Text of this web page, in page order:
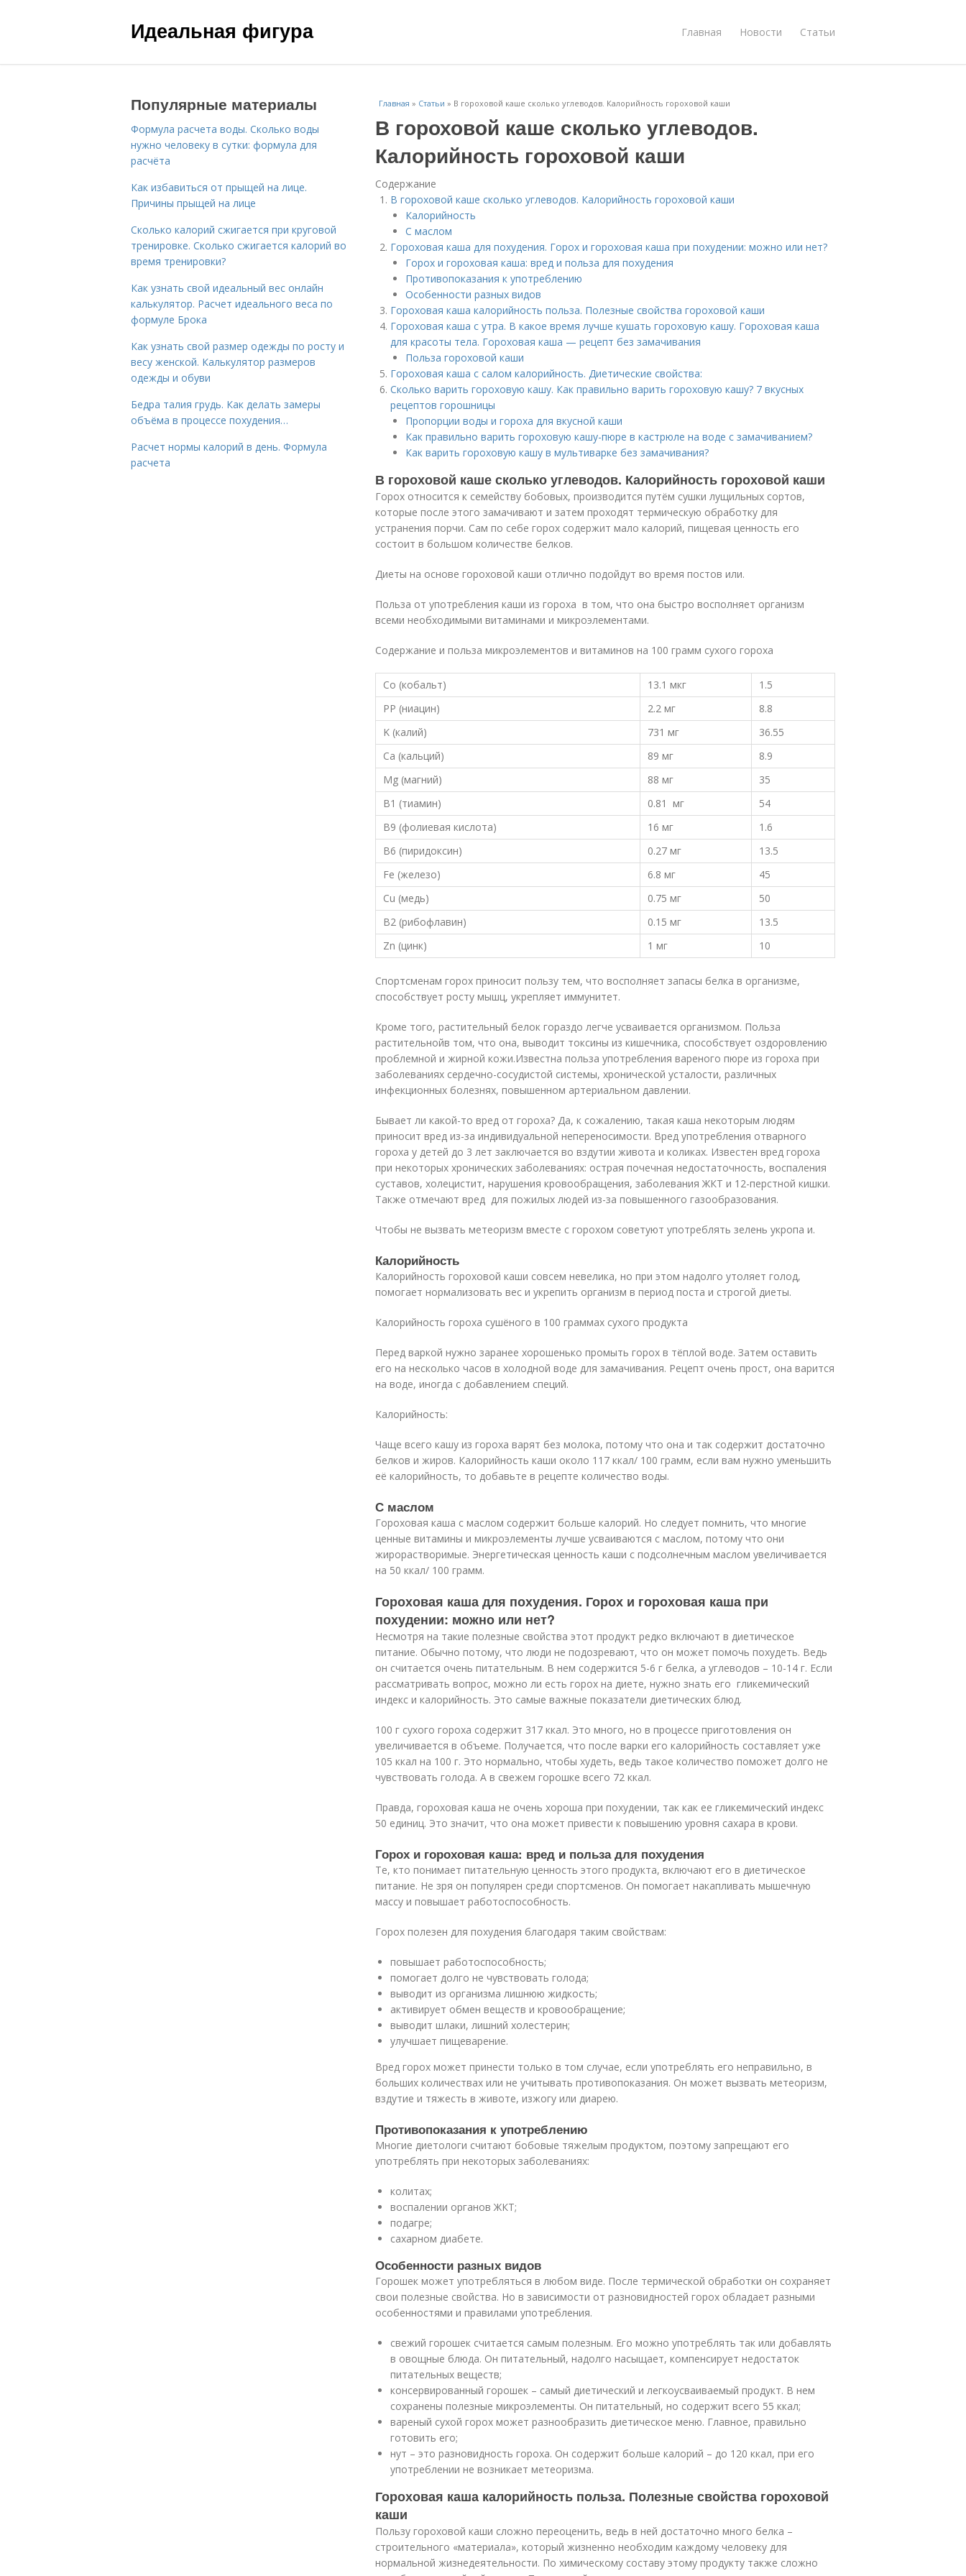
Идеальная фигура Главная Новости Статьи
Главная » Статьи » В гороховой каше сколько углеводов. Калорийность гороховой каши
В гороховой каше сколько углеводов.
Калорийность гороховой каши
Содержание
В гороховой каше сколько углеводов. Калорийность гороховой каши
Калорийность
С маслом
Гороховая каша для похудения. Горох и гороховая каша при похудении: можно или нет?
Горох и гороховая каша: вред и польза для похудения
Противопоказания к употреблению
Особенности разных видов
Гороховая каша калорийность польза. Полезные свойства гороховой каши
Гороховая каша с утра. В какое время лучше кушать гороховую кашу. Гороховая каша
для красоты тела. Гороховая каша — рецепт без замачивания
Польза гороховой каши
Гороховая каша с салом калорийность. Диетические свойства:
Сколько варить гороховую кашу. Как правильно варить гороховую кашу? 7 вкусных
рецептов горошницы
Пропорции воды и гороха для вкусной каши
Как правильно варить гороховую кашу-пюре в кастрюле на воде с замачиванием?
Как варить гороховую кашу в мультиварке без замачивания?
В гороховой каше сколько углеводов. Калорийность гороховой каши
Горох относится к семейству бобовых, производится путём сушки лущильных сортов,
которые после этого замачивают и затем проходят термическую обработку для
устранения порчи. Сам по себе горох содержит мало калорий, пищевая ценность его
состоит в большом количестве белков.
Диеты на основе гороховой каши отлично подойдут во время постов или.
Польза от употребления каши из гороха в том, что она быстро восполняет организм
всеми необходимыми витаминами и микроэлементами.
Содержание и польза микроэлементов и витаминов на 100 грамм сухого гороха
Co (кобальт) 13.1 мкг
1.5
PP (ниацин)
2.2 мг
8.8
K (калий)
731 мг
36.55
Ca (кальций)
89 мг
8.9
Mg (магний)
88 мг
35
B1 (тиамин)
0.81 мг
54
B9 (фолиевая кислота)
16 мг
1.6
B6 (пиридоксин)
0.27 мг
13.5
Fe (железо)
6.8 мг
45
Cu (медь)
0.75 мг
50
B2 (рибофлавин)
0.15 мг
13.5
Zn (цинк)
1 мг 10
Спортсменам горох приносит пользу тем, что восполняет запасы белка в организме,
способствует росту мышц, укрепляет иммунитет.
Кроме того, растительный белок гораздо легче усваивается организмом. Польза
растительнойв том, что она, выводит токсины из кишечника, способствует оздоровлению
проблемной и жирной кожи.Известна польза употребления вареного пюре из гороха при
заболеваниях сердечно-сосудистой системы, хронической усталости, различных
инфекционных болезнях, повышенном артериальном давлении.
Бывает ли какой-то вред от гороха? Да, к сожалению, такая каша некоторым людям
приносит вред из-за индивидуальной непереносимости. Вред употребления отварного
гороха у детей до 3 лет заключается во вздутии живота и коликах. Известен вред гороха
при некоторых хронических заболеваниях: острая почечная недостаточность, воспаления
суставов, холецистит, нарушения кровообращения, заболевания ЖКТ и 12-перстной кишки.
Также отмечают вред для пожилых людей из-за повышенного газообразования.
Чтобы не вызвать метеоризм вместе с горохом советуют употреблять зелень укропа и.
Калорийность
Калорийность гороховой каши совсем невелика, но при этом надолго утоляет голод,
помогает нормализовать вес и укрепить организм в период поста и строгой диеты.
Калорийность гороха сушёного в 100 граммах сухого продукта
Перед варкой нужно заранее хорошенько промыть горох в тёплой воде. Затем оставить
его на несколько часов в холодной воде для замачивания. Рецепт очень прост, она варится
на воде, иногда с добавлением специй.
Калорийность:
Чаще всего кашу из гороха варят без молока, потому что она и так содержит достаточно
белков и жиров. Калорийность каши около 117 ккал/ 100 грамм, если вам нужно уменьшить
её калорийность, то добавьте в рецепте количество воды.
С маслом
Гороховая каша с маслом содержит больше калорий. Но следует помнить, что многие
ценные витамины и микроэлементы лучше усваиваются с маслом, потому что они
жирорастворимые. Энергетическая ценность каши с подсолнечным маслом увеличивается
на 50 ккал/ 100 грамм.
Гороховая каша для похудения. Горох и гороховая каша при
похудении: можно или нет?
Несмотря на такие полезные свойства этот продукт редко включают в диетическое
питание. Обычно потому, что люди не подозревают, что он может помочь похудеть. Ведь
он считается очень питательным. В нем содержится 5-6 г белка, а углеводов – 10-14 г. Если
рассматривать вопрос, можно ли есть горох на диете, нужно знать его гликемический
индекс и калорийность. Это самые важные показатели диетических блюд.
100 г сухого гороха содержит 317 ккал. Это много, но в процессе приготовления он
увеличивается в объеме. Получается, что после варки его калорийность составляет уже
105 ккал на 100 г. Это нормально, чтобы худеть, ведь такое количество поможет долго не
чувствовать голода. А в свежем горошке всего 72 ккал.
Правда, гороховая каша не очень хороша при похудении, так как ее гликемический индекс
50 единиц. Это значит, что она может привести к повышению уровня сахара в крови.
Горох и гороховая каша: вред и польза для похудения
Те, кто понимает питательную ценность этого продукта, включают его в диетическое
питание. Не зря он популярен среди спортсменов. Он помогает накапливать мышечную
массу и повышает работоспособность.
Горох полезен для похудения благодаря таким свойствам:
повышает работоспособность;
помогает долго не чувствовать голода;
выводит из организма лишнюю жидкость;
активирует обмен веществ и кровообращение;
выводит шлаки, лишний холестерин;
улучшает пищеварение.
Вред горох может принести только в том случае, если употреблять его неправильно, в
больших количествах или не учитывать противопоказания. Он может вызвать метеоризм,
вздутие и тяжесть в животе, изжогу или диарею.
Противопоказания к употреблению
Многие диетологи считают бобовые тяжелым продуктом, поэтому запрещают его
употреблять при некоторых заболеваниях:
колитах;
воспалении органов ЖКТ;
подагре;
сахарном диабете.
Особенности разных видов
Горошек может употребляться в любом виде. После термической обработки он сохраняет
свои полезные свойства. Но в зависимости от разновидностей горох обладает разными
особенностями и правилами употребления.
свежий горошек считается самым полезным. Его можно употреблять так или добавлять
в овощные блюда. Он питательный, надолго насыщает, компенсирует недостаток
питательных веществ;
консервированный горошек – самый диетический и легкоусваиваемый продукт. В нем
сохранены полезные микроэлементы. Он питательный, но содержит всего 55 ккал;
вареный сухой горох может разнообразить диетическое меню. Главное, правильно
готовить его;
нут – это разновидность гороха. Он содержит больше калорий – до 120 ккал, при его
употреблении не возникает метеоризма.
Гороховая каша калорийность польза. Полезные свойства гороховой
каши
Пользу гороховой каши сложно переоценить, ведь в ней достаточно много белка –
строительного «материала», который жизненно необходим каждому человеку для
нормальной жизнедеятельности. По химическому составу этому продукту также сложно
Популярные материалы
Формула расчета воды. Сколько воды
нужно человеку в сутки: формула для
расчёта
Как избавиться от прыщей на лице.
Причины прыщей на лице
Сколько калорий сжигается при круговой
тренировке. Сколько сжигается калорий во
время тренировки?
Как узнать свой идеальный вес онлайн
калькулятор. Расчет идеального веса по
формуле Брока
Как узнать свой размер одежды по росту и
весу женской. Калькулятор размеров
одежды и обуви
Бедра талия грудь. Как делать замеры
объёма в процессе похудения…
Расчет нормы калорий в день. Формула
расчета